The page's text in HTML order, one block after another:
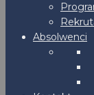
Absolwenci